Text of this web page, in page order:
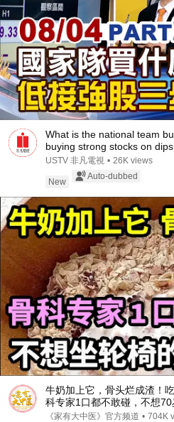
What is the national team
buying strong stocks on
USTV 非凡電視 • 26K views
New
Auto-dubbed
牛奶加上它，骨头烂成渣！
科专家1口都不敢碰，不想70
欢都要忌口！【家庭大医生】
《家有大中医》官方频道 • 704K